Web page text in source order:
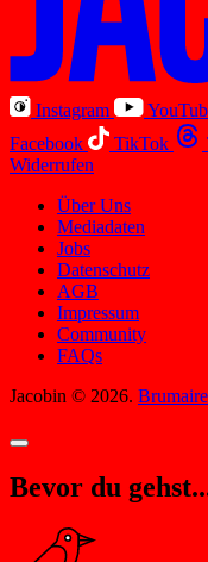
Instagram
Facebook
TikTok
Widerrufen
Über Uns
Mediadaten
Jobs
Datenschutz
AGB
Impressum
Community
FAQs
Jacobin © 2026.
Bevor du